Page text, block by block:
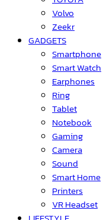
Volvo
Zeekr
GADGETS
Smartphone
Smart Watch
Earphones
Ring
Tablet
Notebook
Gaming
Camera
Sound
Smart Home
Printers
VR Headset